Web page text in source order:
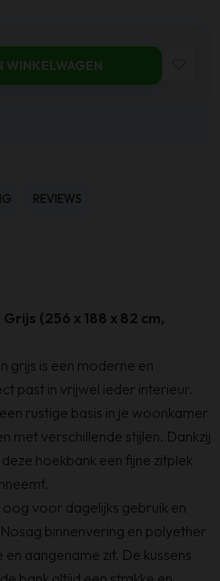
WINKELWAGEN
REVIEWS
(256 x 188 x 82 cm,
grijs is een moderne en
past in vrijwel ieder interieur.
rustige basis in je woonkamer
met verschillende stijlen. Dankzij
hoekbank een fijne zitplek
voor dagelijks gebruik en
binnenvering en polyether
aangename zit. De kussens